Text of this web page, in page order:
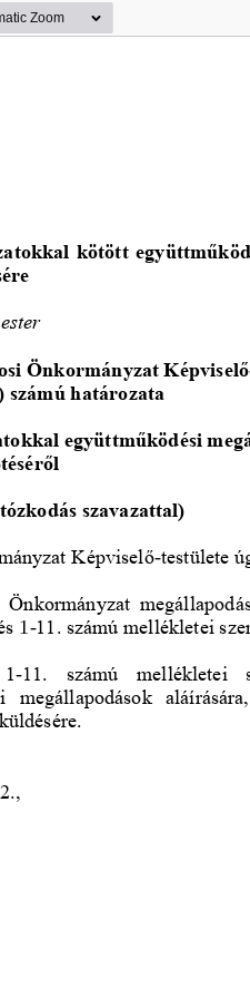
kötött
Önkormányzat Képviselő
számú határozata
együttműködési
odás szavazattal)
Képviselő-testülete
1-11. számú mellékletei
-11.  számú  mellékletei
megállapodások